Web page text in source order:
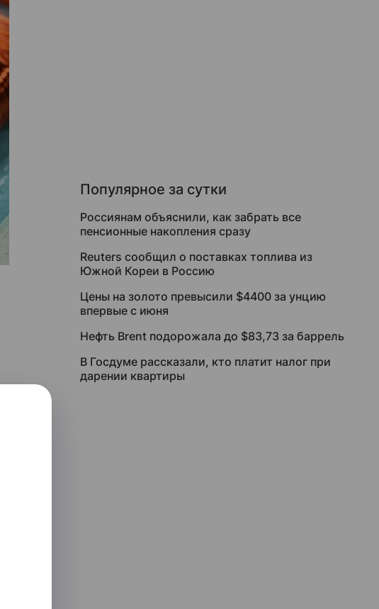
Популярное за сутки
Россиянам объяснили, как забрать все
пенсионные накопления сразу
Reuters сообщил о поставках топлива из
Южной Кореи в Россию
Цены на золото превысили $4400 за унцию
впервые с июня
Нефть Brent подорожала до $83,73 за баррель
В Госдуме рассказали, кто платит налог при
дарении квартиры